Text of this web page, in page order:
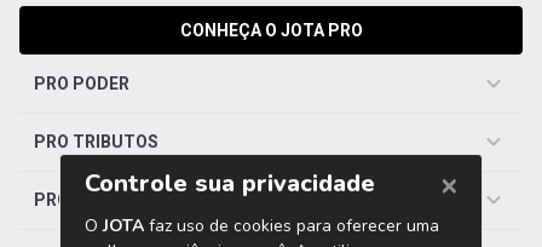
CONHEÇA O JOTA PRO
PRO PODER
PRO TRIBUTOS
PRO TRABALHISTA